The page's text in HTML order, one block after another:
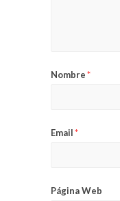
Nombre*
Email*
Página Web